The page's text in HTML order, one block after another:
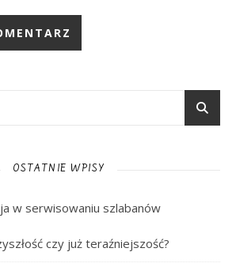
OSTATNIE WPISY
w serwisowaniu szlabanów
czy już teraźniejszość?